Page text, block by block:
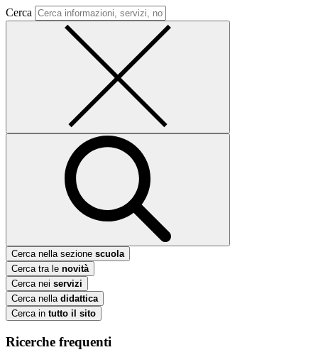
Cerca
Cerca nella sezione scuola
Cerca tra le novità
Cerca nei servizi
Cerca nella didattica
Cerca in tutto il sito
Ricerche frequenti